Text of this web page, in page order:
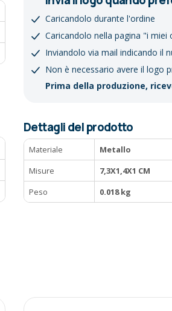
Caricandolo durante l'ordine
Caricandolo nella pagina "i miei
Inviandolo via mail indicando il
Non è necessario avere il logo
Prima della produzione,
Dettagli del prodotto
Materiale
Metallo
Misure
7,3X1,4X1 CM
Peso
0.018 kg